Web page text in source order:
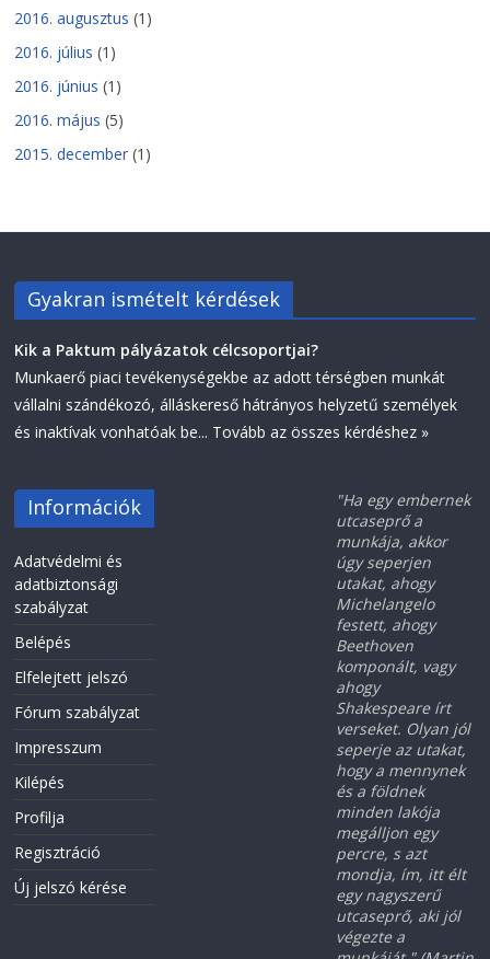
2016. augusztus (1)
2016. július (1)
2016. június (1)
2016. május (5)
2015. december (1)
Gyakran ismételt kérdések
Kik a Paktum pályázatok célcsoportjai?
Munkaerő piaci tevékenységekbe az adott térségben munkát
vállalni szándékozó, álláskereső hátrányos helyzetű személyek
és inaktívak vonhatóak be... Tovább az összes kérdéshez »
Információk
Adatvédelmi és
adatbiztonsági
szabályzat
Belépés
Elfelejtett jelszó
Fórum szabályzat
Impresszum
Kilépés
Profilja
Regisztráció
Új jelszó kérése
"Ha egy embernek
utcaseprő a
munkája, akkor
úgy seperjen
utakat, ahogy
Michelangelo
festett, ahogy
Beethoven
komponált, vagy
ahogy
Shakespeare írt
verseket. Olyan jól
seperje az utakat,
hogy a mennynek
és a földnek
minden lakója
megálljon egy
percre, s azt
mondja, ím, itt élt
egy nagyszerű
utcaseprő, aki jól
végezte a